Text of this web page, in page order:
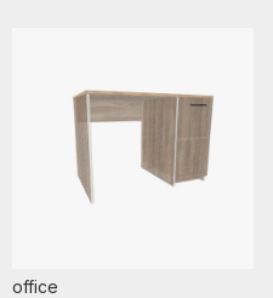
office